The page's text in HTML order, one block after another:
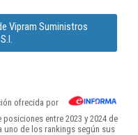
Vipram Suministros
ofrecida por
entre 2023 y 2024 de
uno de los rankings según sus